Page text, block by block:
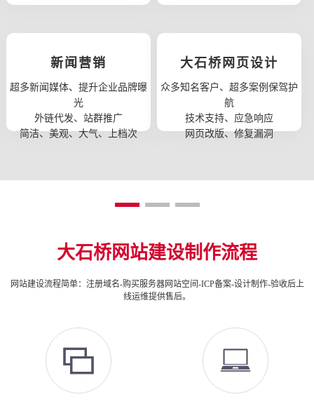
新闻营销
超多新闻媒体、提升企业品牌曝
光
外链代发、站群推广
简洁、美观、大气、上档次
大石桥网页设计
众多知名客户、超多案例保驾护
航
技术支持、应急响应
网页改版、修复漏洞
大石桥网站建设制作流程
网站建设流程简单：注册域名-购买服务器网站空间-ICP备案-设计制作-验收后上
线运维提供售后。